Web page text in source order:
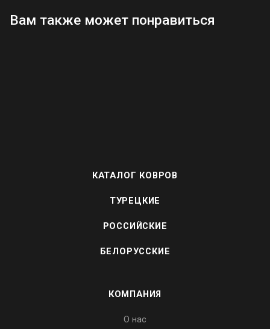
Вам также может понравиться
КАТАЛОГ КОВРОВ
ТУРЕЦКИЕ
РОССИЙСКИЕ
БЕЛОРУССКИЕ
КОМПАНИЯ
О нас